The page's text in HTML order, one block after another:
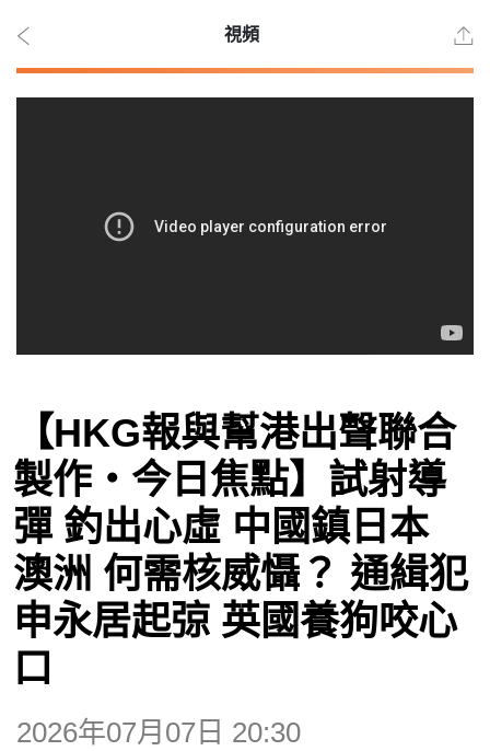
時事
觀點
博客
投票
視頻
昔日
視頻
【HKG報與幫港出聲聯合
製作‧今日焦點】試射導
彈 釣出心虛 中國鎮日本
澳洲 何需核威懾？ 通緝犯
申永居起弶 英國養狗咬心
口
2026年07月07日 20:30